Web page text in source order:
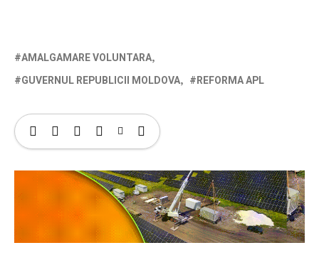
AMALGAMARE VOLUNTARA
GUVERNUL REPUBLICII MOLDOVA
REFORMA APL